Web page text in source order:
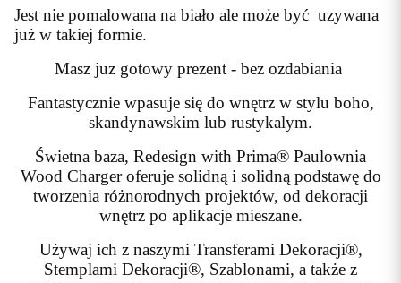
Jest nie pomalowana na biało ale może być uzywana
już w takiej formie.
Masz juz gotowy prezent - bez ozdabiania
Fantastycznie wpasuje się do wnętrz w stylu boho,
skandynawskim lub rustykalym.
Świetna baza, Redesign with Prima® Paulownia
Wood Charger oferuje solidną i solidną podstawę do
tworzenia różnorodnych projektów, od dekoracji
wnętrz po aplikacje mieszane.
Używaj ich z naszymi Transferami Dekoracji®,
Stemplami Dekoracji®, Szablonami, a także z